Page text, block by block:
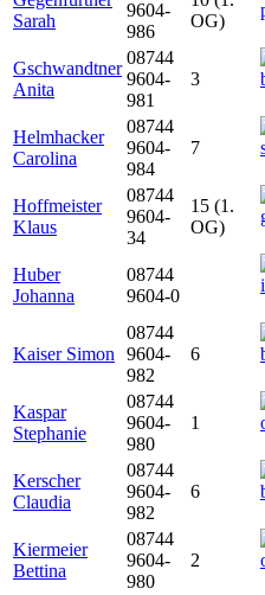
Sarah
9604-
986
OG)
Gschwandtner
Anita
08744
9604-
981
3
Helmhacker
Carolina
08744
9604-
984
7
Hoffmeister
Klaus
08744
9604-
34
15 (1.
OG)
Huber
Johanna
08744
9604-0
Kaiser Simon
08744
9604-
982
6
Kaspar
Stephanie
08744
9604-
980
1
Kerscher
Claudia
08744
9604-
982
6
Kiermeier
Bettina
08744
9604-
980
2